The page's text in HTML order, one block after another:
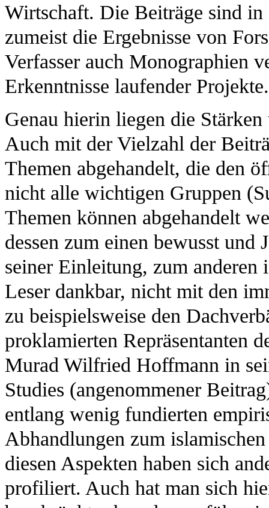
Wirtschaft. Die Beiträge sind
zumeist die Ergebnisse von
Verfasser auch Monographien
Erkenntnisse laufender Projekte.
Genau hierin liegen die
Auch mit der Vielzahl der
Themen abgehandelt, die den
nicht alle wichtigen Gruppen
Themen können abgehandelt
dessen zum einen bewusst
seiner Einleitung, zum anderen
Leser dankbar, nicht mit den
zu beispielsweise den
proklamierten Repräsentanten
Murad Wilfried Hoffmann in
Studies (angenommener
entlang wenig fundierten
Abhandlungen zum
diesen Aspekten haben sich
profiliert. Auch hat man sich